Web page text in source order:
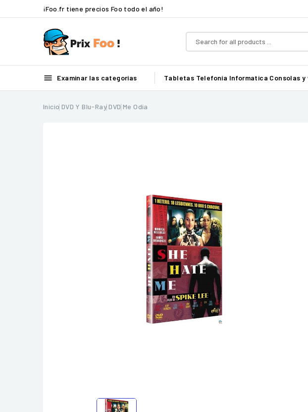
¡Foo.fr tiene precios Foo todo el año!
 Examinar las categorías Tabletas Telefonía Informatica Consolas
Inicio DVD Y Blu-Ray DVD Me Odia